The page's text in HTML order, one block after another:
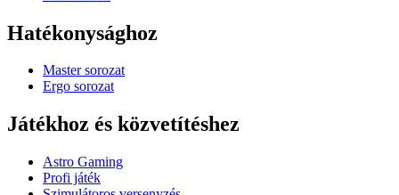
Hatékonysághoz
Master sorozat
Ergo sorozat
Játékhoz és közvetítéshez
Astro Gaming
Profi játék